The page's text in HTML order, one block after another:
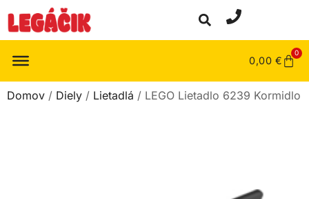
0,00 €
0
Domov / Diely / Lietadlá / LEGO Lietadlo 6239 Kormidlo